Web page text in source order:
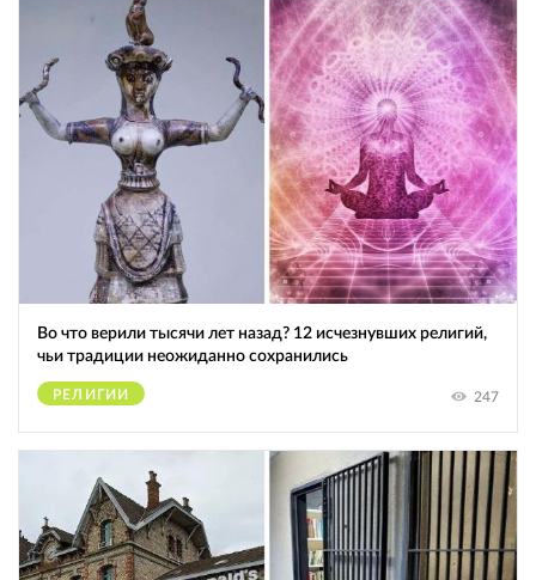
Во что верили тысячи лет назад? 12 исчезнувших религий,
чьи традиции неожиданно сохранились
РЕЛИГИИ 247